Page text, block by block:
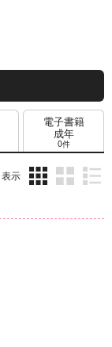
電子書籍
成年
0件
表示
ム
ム
ム